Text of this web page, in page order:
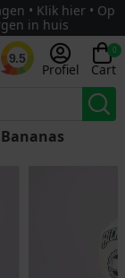
• Klik hier • Op
in huis
9.5
Profiel
0
Cart